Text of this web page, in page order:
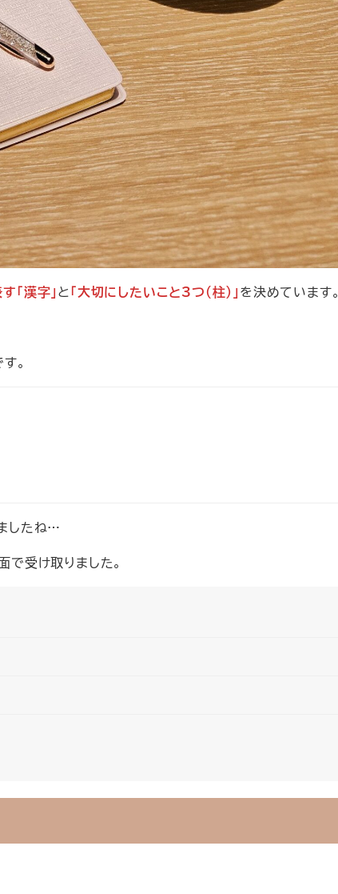
「漢字」 と 「大切にしたいこと3つ（柱）」 を決めています。
。
したね…
で受け取りました。